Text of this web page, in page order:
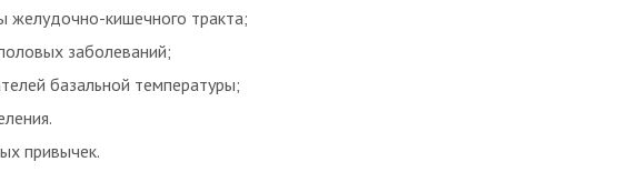
желудочно-кишечного тракта;
заболеваний;
базальной температуры;
привычек.